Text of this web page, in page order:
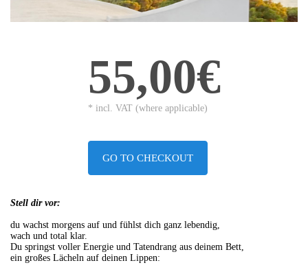
55,00€
* incl. VAT (where applicable)
GO TO CHECKOUT
Stell dir vor:
du wachst morgens auf und fühlst dich ganz lebendig,
wach und total klar.
Du springst voller Energie und Tatendrang aus deinem Bett,
ein großes Lächeln auf deinen Lippen: